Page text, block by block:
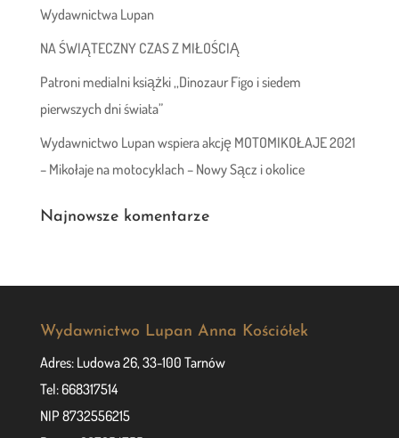
Wydawnictwa Lupan
NA ŚWIĄTECZNY CZAS Z MIŁOŚCIĄ
Patroni medialni książki ,,Dinozaur Figo i siedem
pierwszych dni świata”
Wydawnictwo Lupan wspiera akcję MOTOMIKOŁAJE 2021
– Mikołaje na motocyklach – Nowy Sącz i okolice
Najnowsze komentarze
Wydawnictwo Lupan Anna Kościółek
Adres: Ludowa 26, 33-100 Tarnów
Tel: 668317514
NIP 8732556215